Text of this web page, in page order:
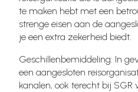
te maken hebt met een
strenge eisen aan de
je een extra zekerheid biedt.
Geschillenbemiddeling: In
een aangesloten
kanalen, ook terecht bij SGR